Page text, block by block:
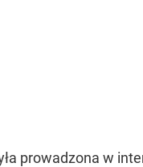
prowadzona w